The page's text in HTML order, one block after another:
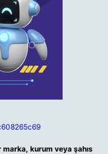
kurum veya şahıs